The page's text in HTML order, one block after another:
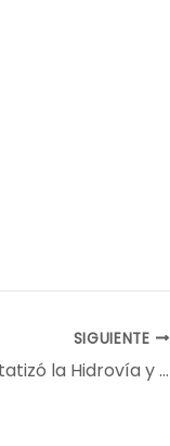
SIGUIENTE
Finalmente se estatizó la Hidrovía y 75% de las cargas agrícolas que salen por allí dependen de que el gobierno haga bien las cosas. O encallarán